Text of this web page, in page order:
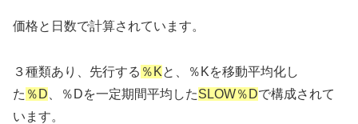
価格と日数で計算されています。
３種類あり、先行する ％Kと、％Kを移動平均化し
た ％D 、％Dを一定期間平均したSLOW％Dで構成されて
います。